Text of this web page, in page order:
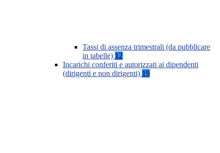
Tassi di assenza trimestrali (da pubblicare
in tabelle) 12
Incarichi conferiti e autorizzati ai dipendenti
(dirigenti e non dirigenti) 19